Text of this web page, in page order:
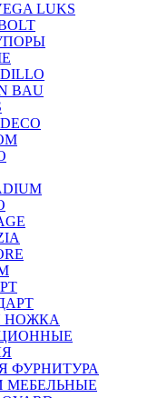
LUKS
BAU
НОЖКА
ФУРНИТУРА
МЕБЕЛЬНЫЕ